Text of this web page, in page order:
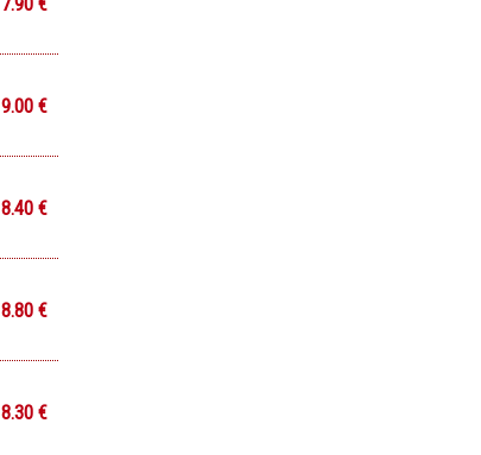
9.00 €
8.40 €
8.80 €
8.30 €